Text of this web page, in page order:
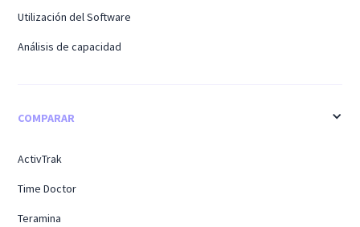
Utilización del Software
Análisis de capacidad
COMPARAR
ActivTrak
Time Doctor
Teramina